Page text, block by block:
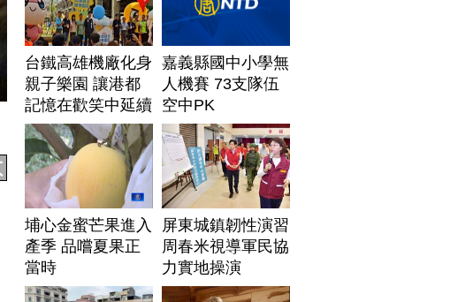
台鐵高雄機廠化身
親子樂園 讓港都
記憶在歡笑中延續
嘉義縣國中小學無
人機賽 73支隊伍
空中PK
埔心金蜜芒果進入
產季 品嚐夏果正
當時
屏東城鎮韌性演習
周春米視導軍民協
力實地操演